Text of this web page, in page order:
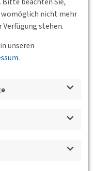
womöglich nicht mehr
stehen.
unseren
.
künftigen
des
die künftigen